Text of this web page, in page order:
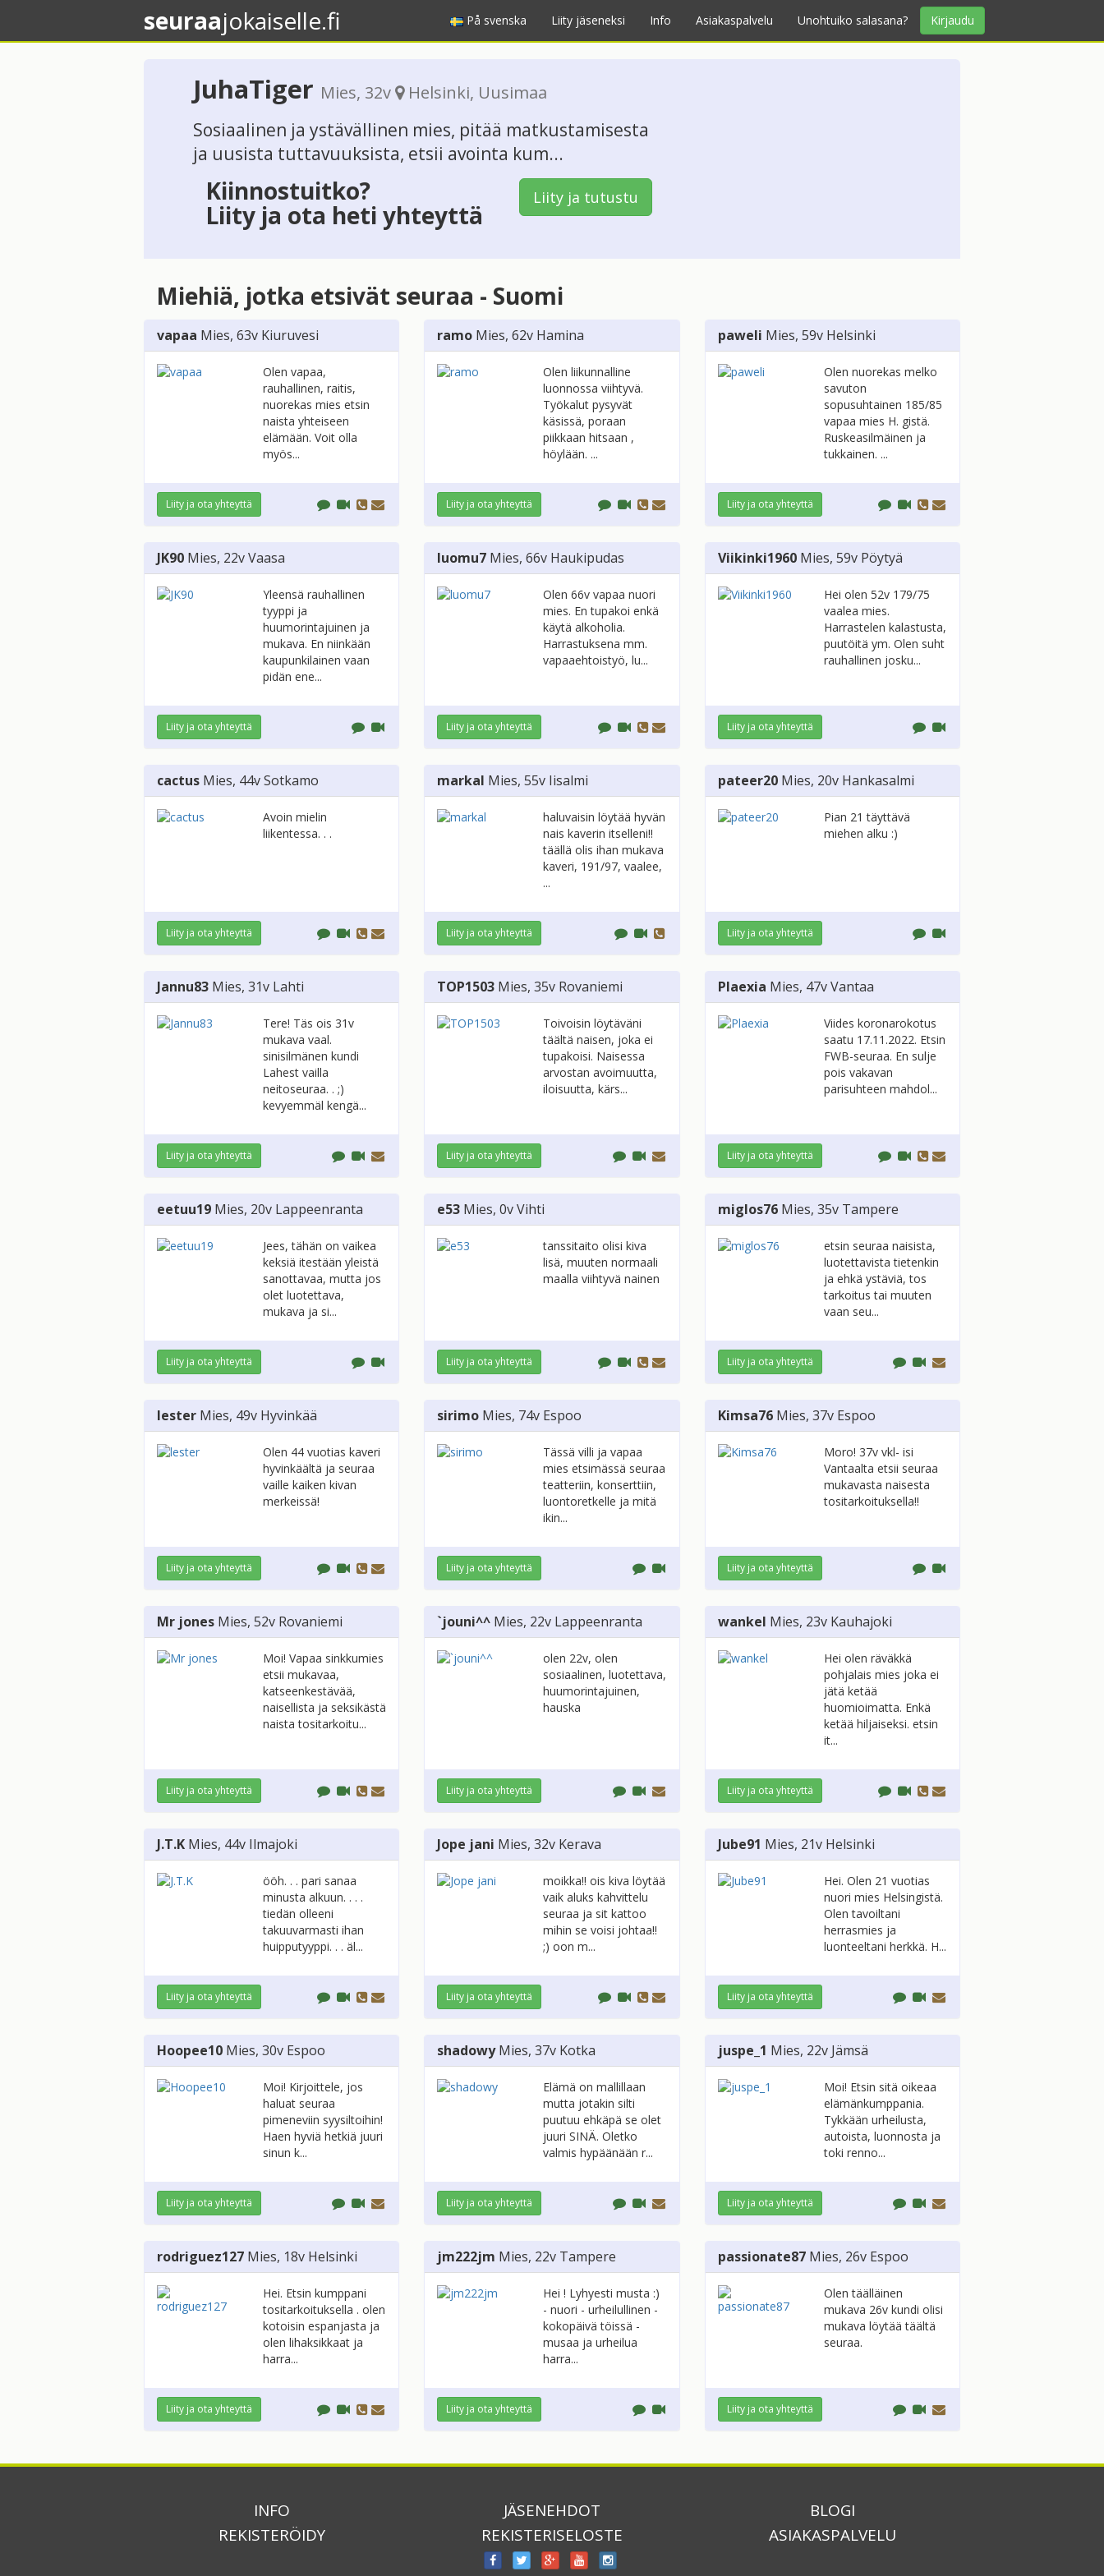
seuraajokaiselle.fi På svenska Liity jäseneksi Info Asiakaspalvelu Unohtuiko salasana? Kirjaudu
JuhaTiger Mies, 32v Helsinki, Uusimaa
Sosiaalinen ja ystävällinen mies, pitää matkustamisesta
ja uusista tuttavuuksista, etsii avointa kum...
Kiinnostuitko?
Liity ja ota heti yhteyttä
Liity ja tutustu
Miehiä, jotka etsivät seuraa - Suomi
vapaa Mies, 63v Kiuruvesi
Olen vapaa,
rauhallinen, raitis,
nuorekas mies etsin
naista yhteiseen
elämään. Voit olla
myös...
Liity ja ota yhteyttä
ramo Mies, 62v Hamina
Olen liikunnalline
luonnossa viihtyvä.
Työkalut pysyvät
käsissä, poraan
piikkaan hitsaan ,
höylään. ...
Liity ja ota yhteyttä
paweli Mies, 59v Helsinki
Olen nuorekas melko
savuton
sopusuhtainen 185/85
vapaa mies H. gistä.
Ruskeasilmäinen ja
tukkainen. ...
Liity ja ota yhteyttä
JK90 Mies, 22vVaasa
Yleensä rauhallinen
tyyppi ja
huumorintajuinen ja
mukava. En niinkään
kaupunkilainen vaan
pidän ene...
Liity ja ota yhteyttä
luomu7 Mies, 66v Haukipudas
Olen 66v vapaa nuori
mies. En tupakoi enkä
käytä alkoholia.
Harrastuksena mm.
vapaaehtoistyö, lu...
Liity ja ota yhteyttä
Viikinki1960 Mies, 59v Pöytyä
Hei olen 52v 179/75
vaalea mies.
Harrastelen kalastusta,
puutöitä ym. Olen suht
rauhallinen josku...
Liity ja ota yhteyttä
cactus Mies, 44vSotkamo
Avoin mielin
liikentessa. . .
Liity ja ota yhteyttä
markal Mies, 55v Iisalmi
haluvaisin löytää hyvän
nais kaverin itselleni!!
täällä olis ihan mukava
kaveri, 191/97, vaalee,
...
Liity ja ota yhteyttä
pateer20 Mies, 20v Hankasalmi
Pian 21 täyttävä
miehen alku :)
Liity ja ota yhteyttä
Jannu83 Mies, 31v Lahti
Tere! Täs ois 31v
mukava vaal.
sinisilmänen kundi
Lahest vailla
neitoseuraa. . ;)
kevyemmäl kengä...
Liity ja ota yhteyttä
TOP1503 Mies, 35v Rovaniemi
Toivoisin löytäväni
täältä naisen, joka ei
tupakoisi. Naisessa
arvostan avoimuutta,
iloisuutta, kärs...
Liity ja ota yhteyttä
Plaexia Mies, 47vVantaa
Viides koronarokotus
saatu 17.11.2022. Etsin
FWB-seuraa. En sulje
pois vakavan
parisuhteen mahdol...
Liity ja ota yhteyttä
eetuu19 Mies, 20v Lappeenranta
Jees, tähän on vaikea
keksiä itestään yleistä
sanottavaa, mutta jos
olet luotettava,
mukava ja si...
Liity ja ota yhteyttä
e53 Mies, 0vVihti
tanssitaito olisi kiva
lisä, muuten normaali
maalla viihtyvä nainen
Liity ja ota yhteyttä
miglos76 Mies, 35v Tampere
etsin seuraa naisista,
luotettavista tietenkin
ja ehkä ystäviä, tos
tarkoitus tai muuten
vaan seu...
Liity ja ota yhteyttä
lester Mies, 49v Hyvinkää
Olen 44 vuotias kaveri
hyvinkäältä ja seuraa
vaille kaiken kivan
merkeissä!
Liity ja ota yhteyttä
sirimo Mies, 74v Espoo
Tässä villi ja vapaa
mies etsimässä seuraa
teatteriin, konserttiin,
luontoretkelle ja mitä
ikin...
Liity ja ota yhteyttä
Kimsa76 Mies, 37v Espoo
Moro! 37v vkl- isi
Vantaalta etsii seuraa
mukavasta naisesta
tositarkoituksella!!
Liity ja ota yhteyttä
Mr jones Mies, 52v Rovaniemi
Moi! Vapaa sinkkumies
etsii mukavaa,
katseenkestävää,
naisellista ja seksikästä
naista tositarkoitu...
Liity ja ota yhteyttä
`jouni^^ Mies, 22v Lappeenranta
olen 22v, olen
sosiaalinen, luotettava,
huumorintajuinen,
hauska
Liity ja ota yhteyttä
wankel Mies, 23v Kauhajoki
Hei olen räväkkä
pohjalais mies joka ei
jätä ketää
huomioimatta. Enkä
ketää hiljaiseksi. etsin
it...
Liity ja ota yhteyttä
J.T.K Mies, 44v Ilmajoki
ööh. . . pari sanaa
minusta alkuun. . . .
tiedän olleeni
takuuvarmasti ihan
huipputyyppi. . . äl...
Liity ja ota yhteyttä
Jope jani Mies, 32v Kerava
moikka!! ois kiva löytää
vaik aluks kahvittelu
seuraa ja sit kattoo
mihin se voisi johtaa!!
;) oon m...
Liity ja ota yhteyttä
Jube91 Mies, 21v Helsinki
Hei. Olen 21 vuotias
nuori mies Helsingistä.
Olen tavoiltani
herrasmies ja
luonteeltani herkkä. H...
Liity ja ota yhteyttä
Hoopee10 Mies, 30v Espoo
Moi! Kirjoittele, jos
haluat seuraa
pimeneviin syysiltoihin!
Haen hyviä hetkiä juuri
sinun k...
Liity ja ota yhteyttä
shadowy Mies, 37v Kotka
Elämä on mallillaan
mutta jotakin silti
puutuu ehkäpä se olet
juuri SINÄ. Oletko
valmis hypäänään r...
Liity ja ota yhteyttä
juspe_1 Mies, 22v Jämsä
Moi! Etsin sitä oikeaa
elämänkumppania.
Tykkään urheilusta,
autoista, luonnosta ja
toki renno...
Liity ja ota yhteyttä
rodriguez127 Mies, 18v Helsinki
Hei. Etsin kumppani
tositarkoituksella . olen
kotoisin espanjasta ja
olen lihaksikkaat ja
harra...
Liity ja ota yhteyttä
jm222jm Mies, 22v Tampere
Hei ! Lyhyesti musta :)
- nuori - urheilullinen -
kokopäivä töissä -
musaa ja urheilua
harra...
Liity ja ota yhteyttä
passionate87 Mies, 26v Espoo
Olen täälläinen
mukava 26v kundi olisi
mukava löytää täältä
seuraa.
Liity ja ota yhteyttä
INFO
REKISTERÖIDY
JÄSENEHDOT
REKISTERISELOSTE
BLOGI
ASIAKASPALVELU